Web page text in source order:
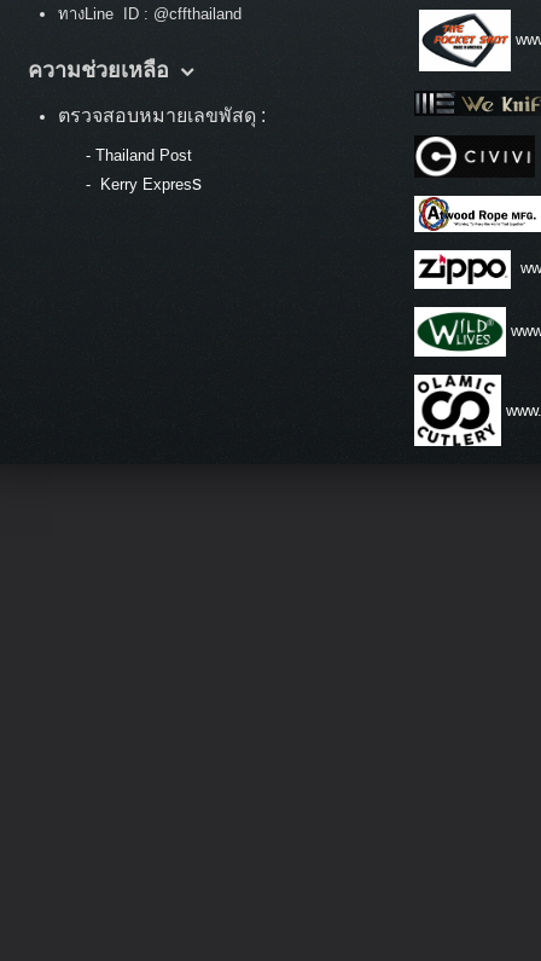
ทางLine ID : @cffthailand
ความช่วยเหลือ
ตรวจสอบหมายเลขพัสดุ :
- Thailand Post
-
Kerry Express